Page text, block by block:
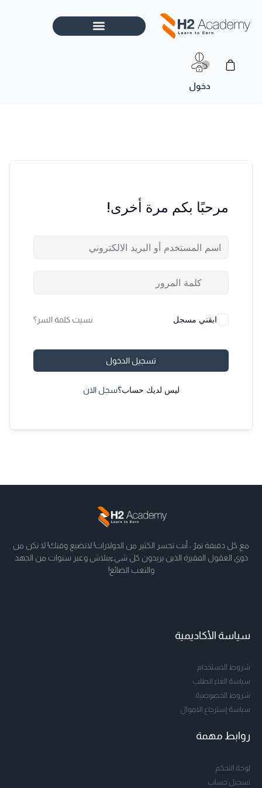
المحتوى
Cart
مرحبًا بكم مرة أخرى!
ابقني مسجل نسيت كلمة السر؟
تسجيل الدخول
ليس لديك حساب؟سجل الان
مع كل دقيقة تمرّ ، أنت تخسر الكثير من الدولارات! لاتضيع وقتك! لا تكن من
ذوي العقول الفقيرة الذين يريدون كل شيءببلاش وعبر سنوات من الجهد
والتعب الضائع!
سياسة الأكاديمية
شروط الاستخدام
سياسة الغاء الطلب
شروط الخصوصية
سياسة إسترجاع الاموال
روابط مهمة
لوحة التحكم
تسجيل حساب